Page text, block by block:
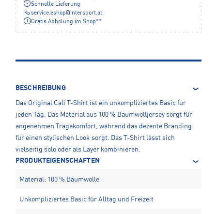
Schnelle Lieferung
service.eshop@intersport.at
Gratis Abholung im Shop**
BESCHREIBUNG
Das Original Cali T-Shirt ist ein unkompliziertes Basic für
jeden Tag. Das Material aus 100 % Baumwolljersey sorgt für
angenehmen Tragekomfort, während das dezente Branding
für einen stylischen Look sorgt. Das T-Shirt lässt sich
vielseitig solo oder als Layer kombinieren.
PRODUKTEIGENSCHAFTEN
Material: 100 % Baumwolle
Unkompliziertes Basic für Alltag und Freizeit